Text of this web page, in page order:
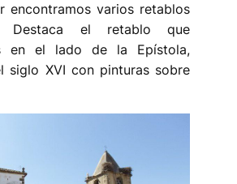
encontramos varios retablos
Destaca el retablo que
en el lado de la Epístola,
siglo XVI con pinturas sobre